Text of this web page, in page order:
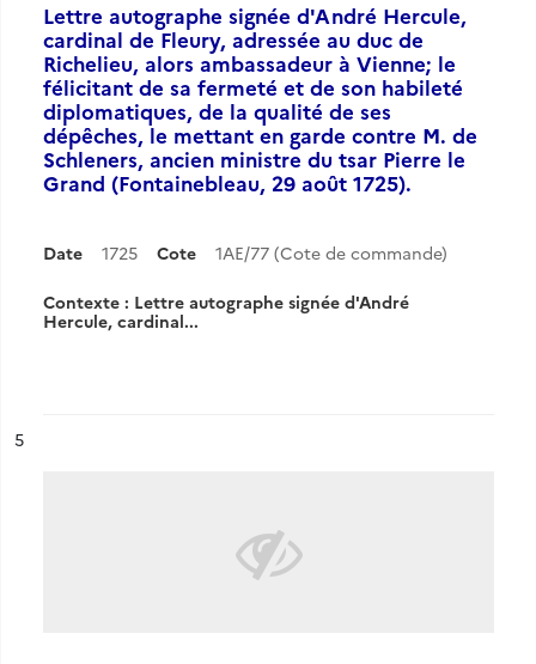
Lettre autographe signée d'André Hercule,
cardinal de Fleury, adressée au duc de
Richelieu, alors ambassadeur à Vienne; le
félicitant de sa fermeté et de son habileté
diplomatiques, de la qualité de ses
dépêches, le mettant en garde contre M. de
Schleners, ancien ministre du tsar Pierre le
Grand (Fontainebleau, 29 août 1725).
Date 1725 Cote 1AE/77 (Cote de commande)
Contexte : Lettre autographe signée d'André
Hercule, cardinal...
n°
5